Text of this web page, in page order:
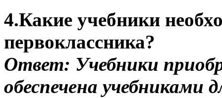
4.Какие учебники
первоклассника?
Ответ: Учебники
обеспечена учебниками